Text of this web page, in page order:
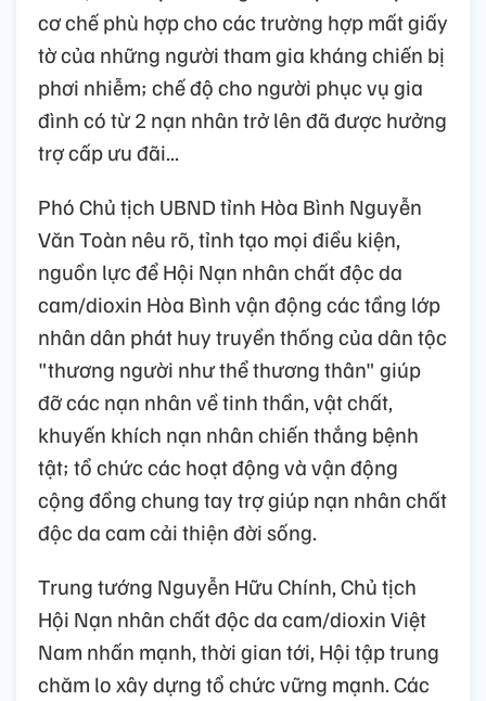
cơ chế phù hợp cho các trường hợp mất giấy
tờ của những người tham gia kháng chiến bị
phơi nhiễm; chế độ cho người phục vụ gia
đình có từ 2 nạn nhân trở lên đã được hưởng
trợ cấp ưu đãi...
Phó Chủ tịch UBND tỉnh Hòa Bình Nguyễn
Văn Toàn nêu rõ, tỉnh tạo mọi điều kiện,
nguồn lực để Hội Nạn nhân chất độc da
cam/dioxin Hòa Bình vận động các tầng lớp
nhân dân phát huy truyền thống của dân tộc
"thương người như thể thương thân" giúp
đỡ các nạn nhân về tinh thần, vật chất,
khuyến khích nạn nhân chiến thắng bệnh
tật; tổ chức các hoạt động và vận động
cộng đồng chung tay trợ giúp nạn nhân chất
độc da cam cải thiện đời sống.
Trung tướng Nguyễn Hữu Chính, Chủ tịch
Hội Nạn nhân chất độc da cam/dioxin Việt
Nam nhấn mạnh, thời gian tới, Hội tập trung
chăm lo xây dựng tổ chức vững mạnh. Các